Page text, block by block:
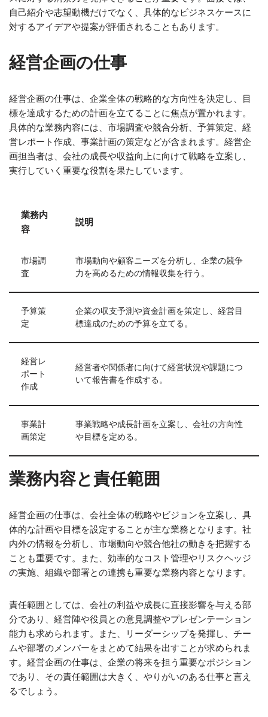
自己紹介や志望動機だけでなく、具体的なビジネスケースに
対するアイデアや提案が評価されることもあります。
経営企画の仕事
経営企画の仕事は、企業全体の戦略的な方向性を決定し、目
標を達成するための計画を立てることに焦点が置かれます。
具体的な業務内容には、市場調査や競合分析、予算策定、経
営レポート作成、事業計画の策定などが含まれます。経営企
画担当者は、会社の成長や収益向上に向けて戦略を立案し、
実行していく重要な役割を果たしています。
業務内
容
説明
市場調
査
市場動向や顧客ニーズを分析し、企業の競争
力を高めるための情報収集を行う。
予算策
定
企業の収支予測や資金計画を策定し、経営目
標達成のための予算を立てる。
経営レ
ポート
作成
経営者や関係者に向けて経営状況や課題につ
いて報告書を作成する。
事業計
画策定
事業戦略や成長計画を立案し、会社の方向性
や目標を定める。
業務内容と責任範囲
経営企画の仕事は、会社全体の戦略やビジョンを立案し、具
体的な計画や目標を設定することが主な業務となります。社
内外の情報を分析し、市場動向や競合他社の動きを把握する
ことも重要です。また、効率的なコスト管理やリスクヘッジ
の実施、組織や部署との連携も重要な業務内容となります。
責任範囲としては、会社の利益や成長に直接影響を与える部
分であり、経営陣や役員との意見調整やプレゼンテーション
能力も求められます。また、リーダーシップを発揮し、チー
ムや部署のメンバーをまとめて結果を出すことが求められま
す。経営企画の仕事は、企業の将来を担う重要なポジション
であり、その責任範囲は大きく、やりがいのある仕事と言え
るでしょう。